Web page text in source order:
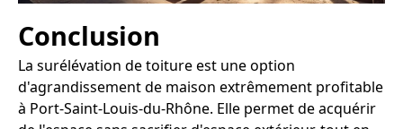
Conclusion
La surélévation de toiture est une option
d'agrandissement de maison extrêmement profitable
à Port-Saint-Louis-du-Rhône. Elle permet de acquérir